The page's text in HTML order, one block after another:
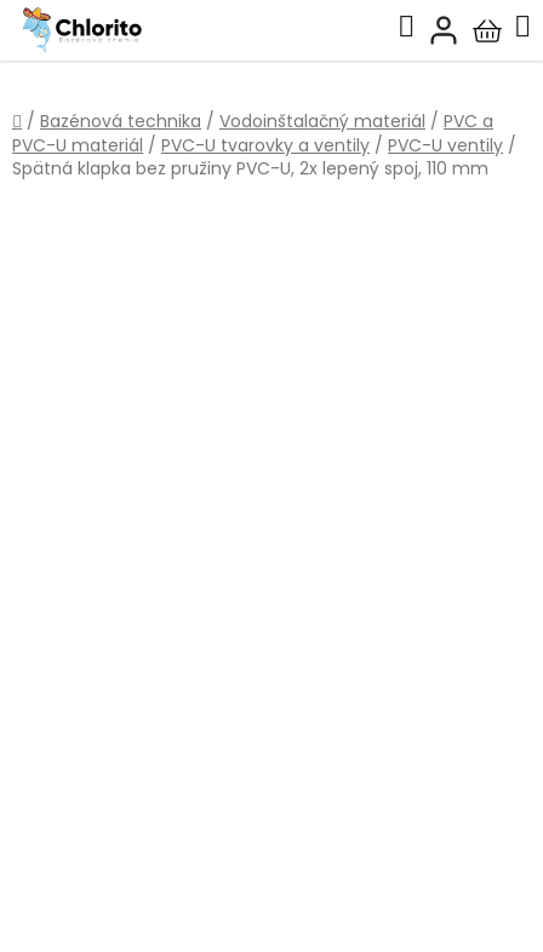
Prejsť
obsah
Hľadať
košík
Domov
/ Bazénová technika / Vodoinštalačný materiál / PVC a
PVC-U materiál / PVC-U tvarovky a ventily / PVC-U ventily /
Spätná klapka bez pružiny PVC-U, 2x lepený spoj, 110 mm